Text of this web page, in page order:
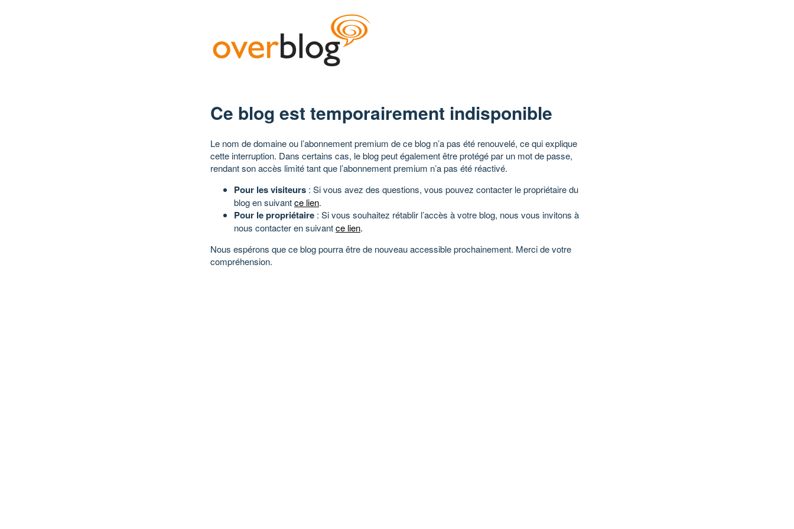
Ce blog est temporairement indisponible
Le nom de domaine ou l’abonnement premium de ce blog n’a pas été renouvelé, ce qui explique
cette interruption. Dans certains cas, le blog peut également être protégé par un mot de passe,
rendant son accès limité tant que l’abonnement premium n’a pas été réactivé.
Pour les visiteurs : Si vous avez des questions, vous pouvez contacter le propriétaire du
blog en suivantce lien.
Pour le propriétaire : Si vous souhaitez rétablir l’accès à votre blog, nous vous invitons à
nous contacter en suivantce lien.
Nous espérons que ce blog pourra être de nouveau accessible prochainement. Merci de votre
compréhension.